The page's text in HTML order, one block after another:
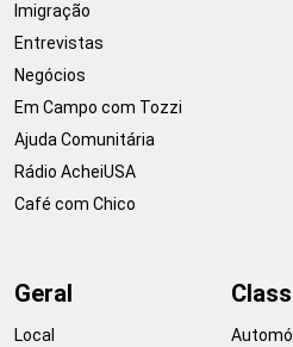
Imigração
Entrevistas
Negócios
Em Campo com Tozzi
Ajuda Comunitária
Rádio AcheiUSA
Café com Chico
Geral
Local